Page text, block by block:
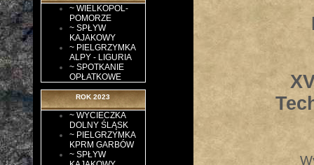
~ WIELKOPOL-
POMORZE
~ SPŁYW
KAJAKOWY
~ PIELGRZYMKA
ALPY - LIGURIA
~ SPOTKANIE
OPŁATKOWE
ROK 2023
~ WYCIECZKA
DOLNY ŚLĄSK
~ PIELGRZYMKA
KPRM GARBÓW
~ SPŁYW